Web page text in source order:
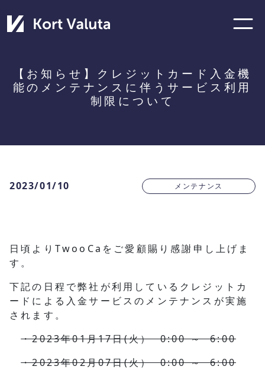
【お知らせ】クレジットカード入金機
能のメンテナンスに伴うサービス利用
制限について
2023/01/10 メンテナンス
日頃よりTwooCaをご愛顧賜り感謝申し上げま
す。
下記の日程で弊社が利用しているクレジットカ
ードによる入金サービスのメンテナンスが実施
されます。
・2023年01月17日(火） 0:00 ～ 6:00
・2023年02月07日(火） 0:00 ～ 6:00